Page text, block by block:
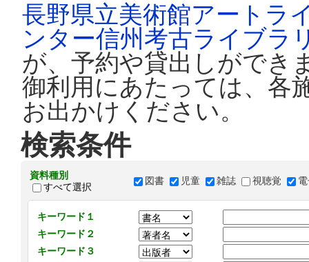
長野県立美術館アートラ
ンター信州考古ライブラ
が、予約や貸出しができ
御利用にあたっては、各
お出かけください。
検索条件
資料種別
すべて選択
図書 児童 雑誌 視聴覚
キーワード１
キーワード２
キーワード３